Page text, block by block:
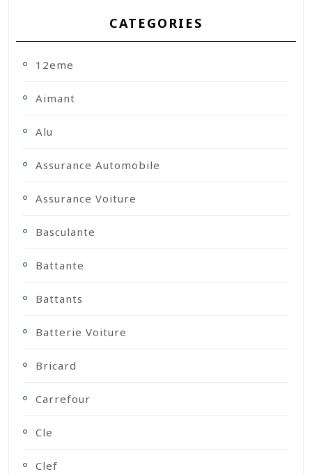
CATEGORIES
12eme
Aimant
Alu
Assurance Automobile
Assurance Voiture
Basculante
Battante
Battants
Batterie Voiture
Bricard
Carrefour
Cle
Clef